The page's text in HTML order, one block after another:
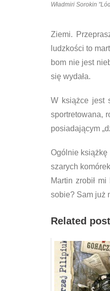
Władmiri Sorokin
Ziemi.
ludzkości to
bom nie jest
się wydała.
W książce jest
sportretowana,
posiadającym
Ogólnie książkę
szarych
Martin zrobił
sobie? Sam już
Related